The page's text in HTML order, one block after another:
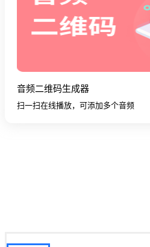
音频二维码生成器
扫一扫在线播放，可添加多个音频